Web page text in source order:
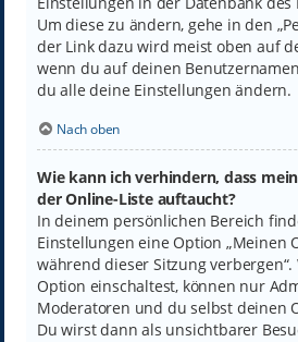
Um diese zu ändern, gehe in den
der Link dazu wird meist oben auf
wenn du auf deinen
du alle deine Einstellungen ändern.
Nach oben
Wie kann ich verhindern, dass
der Online-Liste auftaucht?
In deinem persönlichen Bereich
Einstellungen eine Option „Meinen
während dieser Sitzung
Option einschaltest, können nur
Moderatoren und du selbst deinen
Du wirst dann als unsichtbarer